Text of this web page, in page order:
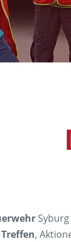
Treffen,